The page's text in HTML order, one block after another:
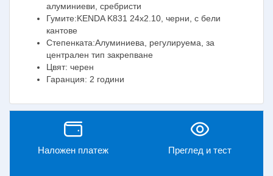
алуминиеви, сребристи
Гумите:KENDA K831 24x2.10, черни, с бели
кантове
Степенката:Алуминиева, регулируема, за
централен тип закрепване
Цвят: черен
Гаранция: 2 години
Наложен платеж Преглед и тест